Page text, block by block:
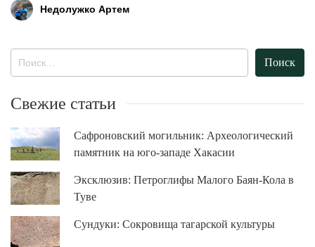
Недолужко Артем
Свежие статьи
Сафроновский могильник: Археологический
памятник на юго-западе Хакасии
Эксклюзив: Петроглифы Малого Баян-Кола в
Туве
Сундуки: Сокровища тагарской культуры